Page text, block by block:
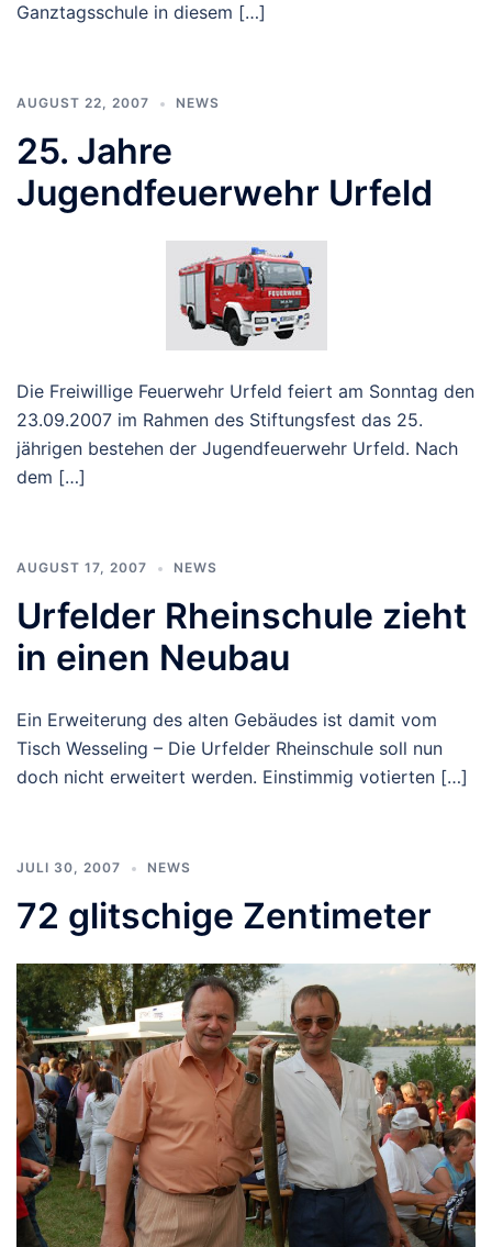
Ganztagsschule in diesem […]
AUGUST 22, 2007 NEWS
25. Jahre
Jugendfeuerwehr Urfeld
Die Freiwillige Feuerwehr Urfeld feiert am Sonntag den
23.09.2007 im Rahmen des Stiftungsfest das 25.
jährigen bestehen der Jugendfeuerwehr Urfeld. Nach
dem […]
AUGUST 17, 2007 NEWS
Urfelder Rheinschule zieht
in einen Neubau
Ein Erweiterung des alten Gebäudes ist damit vom
Tisch Wesseling – Die Urfelder Rheinschule soll nun
doch nicht erweitert werden. Einstimmig votierten […]
JULI 30, 2007 NEWS
72 glitschige Zentimeter